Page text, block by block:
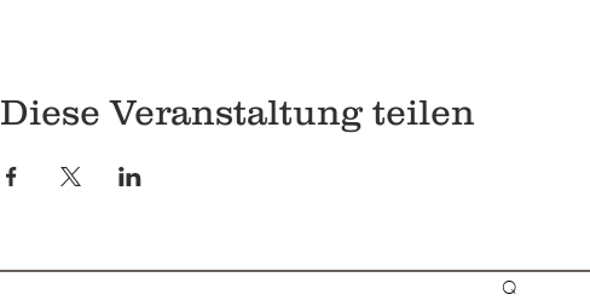
Diese Veranstaltung teilen
Q